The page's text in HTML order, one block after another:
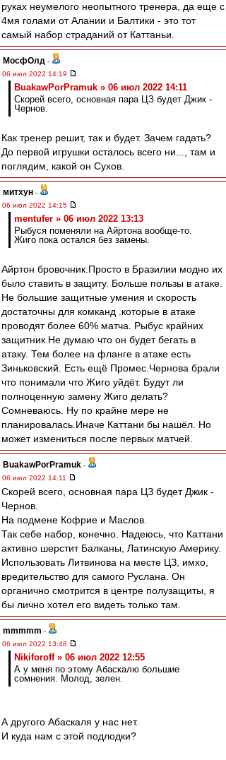
руках неумелого неопытного тренера, да еще с
4мя голами от Алании и Балтики - это тот
самый набор страданий от Каттаньи.
МосфОлд -
06 июл 2022 14:19
BuakawPorPramuk » 06 июл 2022 14:11
Скорей всего, основная пара ЦЗ будет Джик -
Чернов.
Как тренер решит, так и будет. Зачем гадать?
До первой игрушки осталось всего ни..., там и
поглядим, какой он Сухов.
митхун -
06 июл 2022 14:15
mentufer » 06 июл 2022 13:13
Рыбуся поменяли на Айртона вообще-то.
Жиго пока остался без замены.
Айртон бровочник.Просто в Бразилии модно их
было ставить в защиту. Больше пользы в атаке.
Не большие защитные умения и скорость
достаточны для комканд .которые в атаке
проводят более 60% матча. Рыбус крайних
защитник.Не думаю что он будет бегать в
атаку. Тем более на фланге в атаке есть
Зиньковский. Есть ещё Промес.Чернова брали
что понимали что Жиго уйдёт. Будут ли
полноценную замену Жиго делать?
Сомневаюсь. Ну по крайне мере не
планировалась.Иначе Каттани бы нашёл. Но
может измениться после первых матчей.
BuakawPorPramuk -
06 июл 2022 14:11
Скорей всего, основная пара ЦЗ будет Джик -
Чернов.
На подмене Кофрие и Маслов.
Так себе набор, конечно. Надеюсь, что Каттани
активно шерстит Балканы, Латинскую Америку.
Использовать Литвинова на месте ЦЗ, имхо,
вредительство для самого Руслана. Он
органично смотрится в центре полузащиты, я
бы лично хотел его видеть только там.
mmmmm -
06 июл 2022 13:48
Nikiforoff » 06 июл 2022 12:55
А у меня по этому Абаскалю большие
сомнения. Молод, зелен.
А другого Абаскаля у нас нет.
И куда нам с этой подлодки?